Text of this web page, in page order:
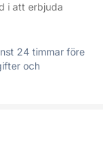
i att erbjuda
24 timmar före
och